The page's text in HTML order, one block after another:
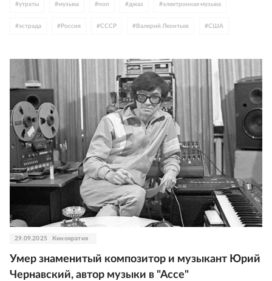
#утраты #музыка #поп # джаз #электронная музыка
#эстрада # Россия #СССР # Валерий Леонтьев #США
29.09.2025 Кинократия
Умер знаменитый композитор и музыкант Юрий
Чернавский, автор музыки в "Ассе"